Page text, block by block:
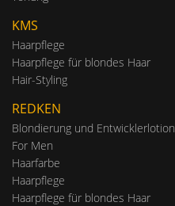
KMS
Haarpflege
Haarpflege für blondes Haar
Hair-Styling
REDKEN
Blondierung und Entwicklerlotion
For Men
Haarfarbe
Haarpflege
Haarpflege für blondes Haar